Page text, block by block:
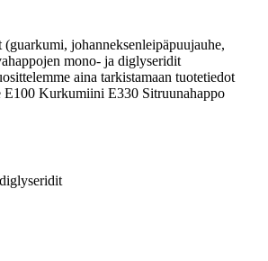
johanneksenleipäpuujauhe,
mono- ja diglyseridit
aina tarkistamaan tuotetiedot
E100 Kurkumiini E330 Sitruunahappo